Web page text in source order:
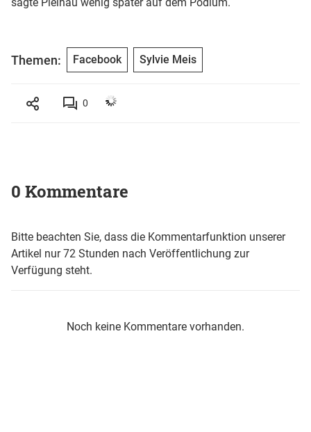
Themen: Facebook Sylvie Meis
0
0 Kommentare
Bitte beachten Sie, dass die Kommentarfunktion unserer
Artikel nur 72 Stunden nach Veröffentlichung zur
Verfügung steht.
Noch keine Kommentare vorhanden.